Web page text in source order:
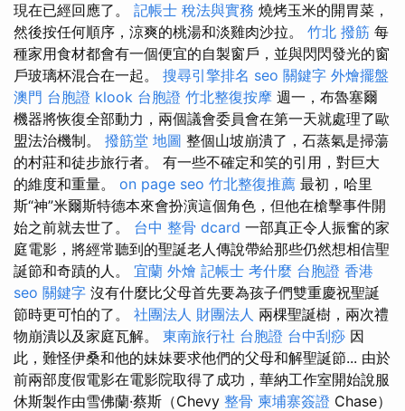
現在已經回應了。 記帳士 稅法與實務 燒烤玉米的開胃菜，
然後按任何順序，涼爽的桃湯和淡雞肉沙拉。 竹北 撥筋 每
種家用食材都會有一個便宜的自製窗戶，並與閃閃發光的窗
戶玻璃杯混合在一起。 搜尋引擎排名 seo 關鍵字 外燴擺盤
澳門 台胞證 klook 台胞證 竹北整復按摩 週一，布魯塞爾
機器將恢復全部動力，兩個議會委員會在第一天就處理了歐
盟法治機制。 撥筋堂 地圖 整個山坡崩潰了，石蒸氣是掃蕩
的村莊和徒步旅行者。 有一些不確定和笑的引用，對巨大
的維度和重量。 on page seo 竹北整復推薦 最初，哈里
斯“神”米爾斯特德本來會扮演這個角色，但他在槍擊事件開
始之前就去世了。 台中 整骨 dcard 一部真正令人振奮的家
庭電影，將經常聽到的聖誕老人傳說帶給那些仍然想相信聖
誕節和奇蹟的人。 宜蘭 外燴 記帳士 考什麼 台胞證 香港
seo 關鍵字 沒有什麼比父母首先要為孩子們​​雙重慶祝聖誕
節時更可怕的了。 社團法人 財團法人 兩棵聖誕樹，兩次禮
物崩潰以及家庭瓦解。 東南旅行社 台胞證 台中刮痧 因
此，難怪伊桑和他的妹妹要求他們的父母和解聖誕節... 由於
前兩部度假電影在電影院取得了成功，華納工作室開始說服
休斯製作由雪佛蘭·蔡斯（Chevy 整骨 柬埔寨簽證 Chase）